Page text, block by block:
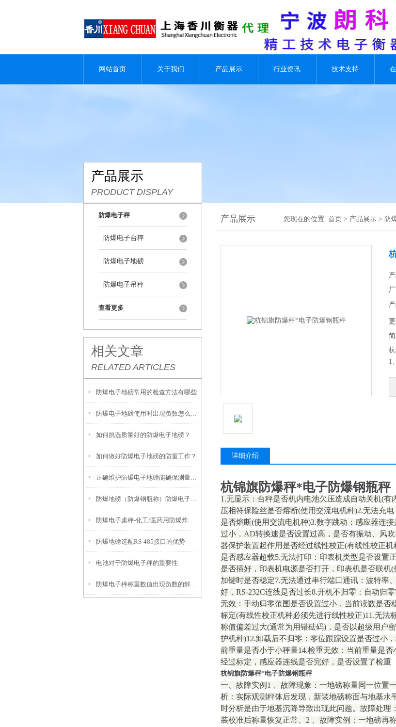
网站首页 关于我们 产品展示 行业资讯 技术支持
产品展示
PRODUCT DISPLAY
防爆电子秤
防爆电子台秤
防爆电子地磅
防爆电子吊秤
查看更多
相关文章
RELATED ARTICLES
防爆电子地磅常用的检查方法有哪些
防爆电子地磅使用时出现负数怎么解决？
如何挑选质量好的防爆电子地磅？
如何做好防爆电子地磅的防雷工作？
正确维护防爆电子地磅能确保测量结果的准确性
防爆地磅（防爆钢瓶称）防爆电子桌秤无法去皮的解决方法
防爆电子桌秤-化工/医药用防爆炸电子称产品推荐
防爆地磅选配RS-485接口的优势
电池对于防爆电子秤的重要性
防爆电子秤称重数值出现负数的解决方法
产品展示 您现在的位置: 首页 > 产品展示 > 防
1
详细介绍
杭锦旗防爆秤*电子防爆钢瓶秤
1.无显示：台秤是否机内电池欠压造成自动关机(
压相符保险丝是否熔断(使用交流电机种)2.无法充
是否熔断(使用交流电机种)3.数字跳动：感应器连
过小，AD转换速是否设置过高，是否有振动、风
器保护装置起作用是否经过线性校正(有线性校正
是否感应器超载5.无法打印：印表机类型是否设置
是否插好，印表机电源是否打开，印表机是否联机
加键时是否稳定7.无法通过串行端口通讯：波特率
好，RS-232C连线是否过长8.开机不归零：自动归
无效：手动归零范围是否设置过小，当前读数是否
标定(有线性校正机种必须先进行线性校正)11.无
称值偏差过大(通常为用错砝码)，是否以超级用户
护机种)12.卸载后不归零：零位跟踪设置是否过小
前重量是否小于小秤量14.检重无效：当前重量是
经过标定，感应器连线是否完好，是否设置了检重
杭锦旗防爆秤*电子防爆钢瓶秤
一、故障实例1 、故障现象：一地磅称量同一位置
析：实际观测秤体后发现，新装地磅称面与地基
时分析是由于地基沉降导致出现此问题。故障处
装校准后称量恢复正常、2 、故障实例：一地磅再